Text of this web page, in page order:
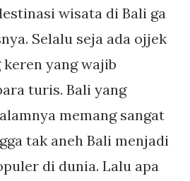
wisata di Bali ga
Selalu seja ada ojjek
yang wajib
turis. Bali yang
memang sangat
tak aneh Bali menjadi
di dunia. Lalu apa